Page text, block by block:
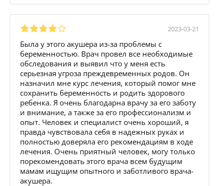
2023-03-21
Была у этого акушера из-за проблемы с
беременностью. Врач провел все необходимые
обследования и выявил что у меня есть
серьезная угроза преждевременных родов. Он
назначил мне курс лечения, который помог мне
сохранить беременность и родить здорового
ребенка. Я очень благодарна врачу за его заботу
и внимание, а также за его профессионализм и
опыт. Человек и специалист очень хороший, я
правда чувствовала себя в надежных руках и
полностью доверяла его рекомендациям в ходе
лечения. Очень приятный человек, могу только
порекомендовать этого врача всем будущим
мамам ищущим опытного и заботливого врача-
акушера.